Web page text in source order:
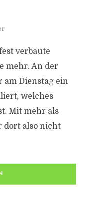
verbaute
mehr. An der
am Dienstag ein
welches
Mit mehr als
dort also nicht